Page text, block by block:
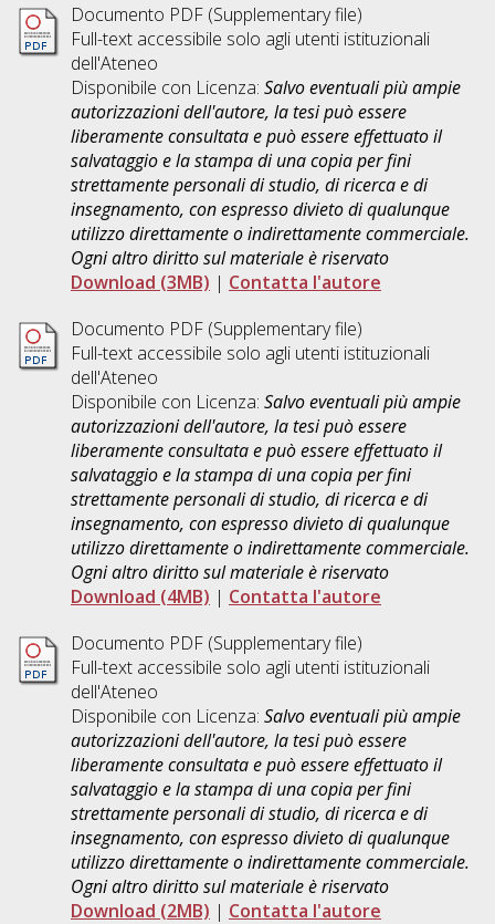
Documento PDF (Supplementary file)
Full-text accessibile solo agli utenti istituzionali
dell'Ateneo
Disponibile con Licenza: Salvo eventuali più ampie
autorizzazioni dell'autore, la tesi può essere
liberamente consultata e può essere effettuato il
salvataggio e la stampa di una copia per fini
strettamente personali di studio, di ricerca e di
insegnamento, con espresso divieto di qualunque
utilizzo direttamente o indirettamente commerciale.
Ogni altro diritto sul materiale è riservato
Download (3MB) | Contatta l'autore
Documento PDF (Supplementary file)
Full-text accessibile solo agli utenti istituzionali
dell'Ateneo
Disponibile con Licenza: Salvo eventuali più ampie
autorizzazioni dell'autore, la tesi può essere
liberamente consultata e può essere effettuato il
salvataggio e la stampa di una copia per fini
strettamente personali di studio, di ricerca e di
insegnamento, con espresso divieto di qualunque
utilizzo direttamente o indirettamente commerciale.
Ogni altro diritto sul materiale è riservato
Download (4MB) | Contatta l'autore
Documento PDF (Supplementary file)
Full-text accessibile solo agli utenti istituzionali
dell'Ateneo
Disponibile con Licenza: Salvo eventuali più ampie
autorizzazioni dell'autore, la tesi può essere
liberamente consultata e può essere effettuato il
salvataggio e la stampa di una copia per fini
strettamente personali di studio, di ricerca e di
insegnamento, con espresso divieto di qualunque
utilizzo direttamente o indirettamente commerciale.
Ogni altro diritto sul materiale è riservato
Download (2MB) | Contatta l'autore